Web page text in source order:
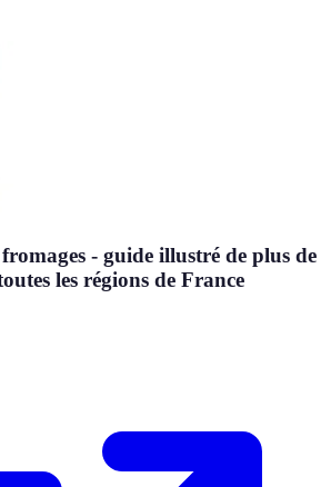
- guide illustré de plus de
les régions de France